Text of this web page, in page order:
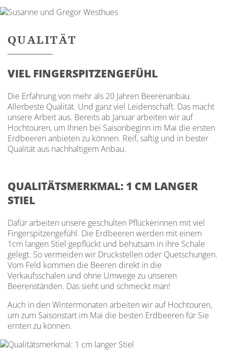
QUALITÄT
VIEL FINGERSPITZENGEFÜHL
Die Erfahrung von mehr als 20 Jahren Beerenanbau.
Allerbeste Qualität. Und ganz viel Leidenschaft. Das macht
unsere Arbeit aus. Bereits ab Januar arbeiten wir auf
Hochtouren, um Ihnen bei Saisonbeginn im Mai die ersten
Erdbeeren anbieten zu können. Reif, saftig und in bester
Qualität aus nachhaltigem Anbau.
QUALITÄTSMERKMAL: 1 CM LANGER
STIEL
Dafür arbeiten unsere geschulten Pflückerinnen mit viel
Fingerspitzengefühl. Die Erdbeeren werden mit einem
1cm langen Stiel gepflückt und behutsam in ihre Schale
gelegt. So vermeiden wir Druckstellen oder Quetschungen.
Vom Feld kommen die Beeren direkt in die
Verkaufsschalen und ohne Umwege zu unseren
Beerenständen. Das sieht und schmeckt man!
Auch in den Wintermonaten arbeiten wir auf Hochtouren,
um zum Saisonstart im Mai die besten Erdbeeren für Sie
ernten zu können.